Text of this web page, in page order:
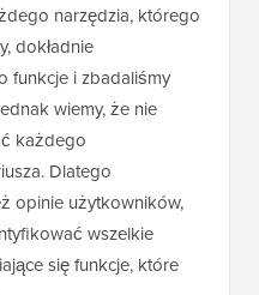
narzędzia, którego
dokładnie
funkcje i zbadaliśmy
wiemy, że nie
każdego
Dlatego
opinie użytkowników,
wszelkie
się funkcje, które